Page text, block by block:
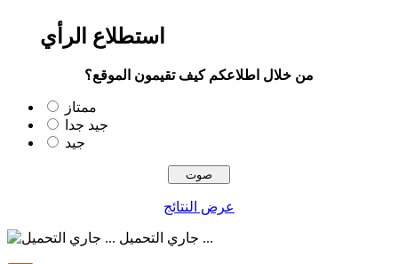
استطلاع الرأي
من خلال اطلاعكم كيف تقيمون الموقع؟
ممتاز
جيد جدا
جيد
عرض النتائج
جاري التحميل ...